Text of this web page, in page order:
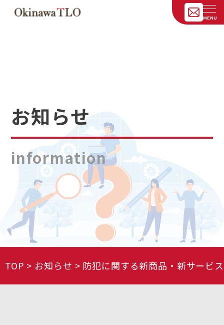
お知らせ
information
TOP お知らせ 防犯に関する新商品・新サービ